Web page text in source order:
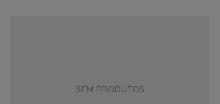
SEM PRODUTOS